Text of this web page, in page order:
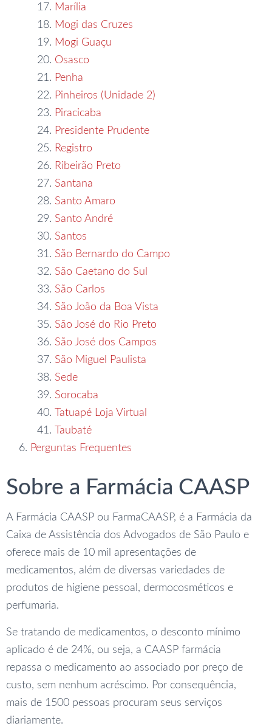
Marília
Mogi das Cruzes
Mogi Guaçu
Osasco
Penha
Pinheiros (Unidade 2)
Piracicaba
Presidente Prudente
Registro
Ribeirão Preto
Santana
Santo Amaro
Santo André
Santos
São Bernardo do Campo
São Caetano do Sul
São Carlos
São João da Boa Vista
São José do Rio Preto
São José dos Campos
São Miguel Paulista
Sede
Sorocaba
Tatuapé Loja Virtual
Taubaté
Perguntas Frequentes
Sobre a Farmácia CAASP
A Farmácia CAASP ou FarmaCAASP, é a Farmácia da
Caixa de Assistência dos Advogados de São Paulo e
oferece mais de 10 mil apresentações de
medicamentos, além de diversas variedades de
produtos de higiene pessoal, dermocosméticos e
perfumaria.
Se tratando de medicamentos, o desconto mínimo
aplicado é de 24%, ou seja, a CAASP farmácia
repassa o medicamento ao associado por preço de
custo, sem nenhum acréscimo. Por consequência,
mais de 1500 pessoas procuram seus serviços
diariamente.